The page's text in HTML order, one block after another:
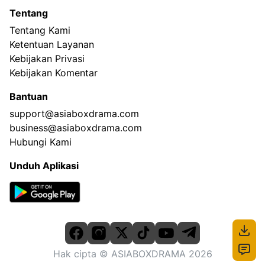
Tentang
Tentang Kami
Ketentuan Layanan
Kebijakan Privasi
Kebijakan Komentar
Bantuan
support@asiaboxdrama.com
business@asiaboxdrama.com
Hubungi Kami
Unduh Aplikasi
Hak cipta © ASIABOXDRAMA 2026